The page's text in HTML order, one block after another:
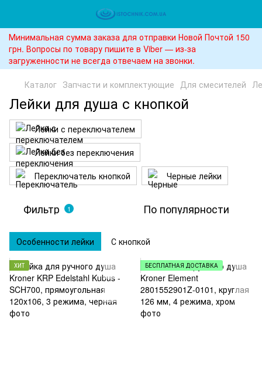
Минимальная сумма заказа для отправки Новой Почтой 150
грн. Вопросы по товару пишите в Viber — из-за
загруженности не всегда отвечаем на звонки.
Каталог Запчасти и комплектующие Для смесителей
Лейки для душа с кнопкой
Лейки с переключателем
Лейки без переключения
Переключатель кнопкой
Черные лейки
Фильтр 1 По популярности
Особенности лейки С кнопкой
ХИТ БЕСПЛАТНАЯ ДОСТАВКА